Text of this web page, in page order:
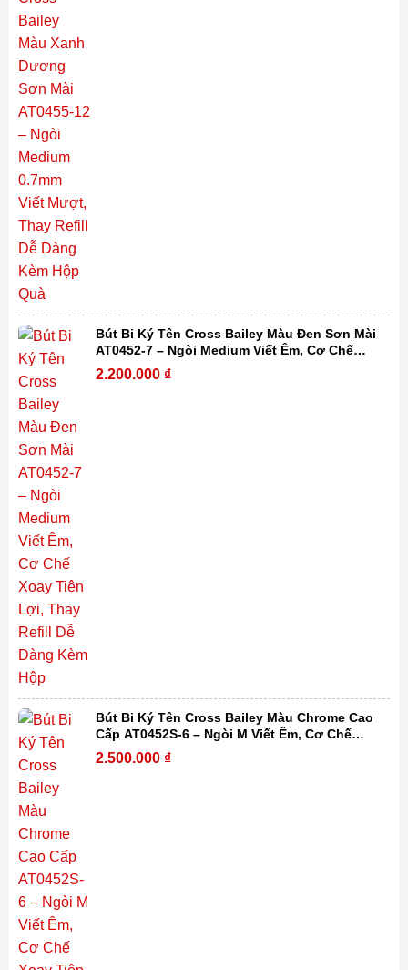
Bút Bi Ký Tên Cross Bailey Màu Đen Sơn Mài
AT0452-7 – Ngòi Medium Viết Êm, Cơ Chế
Xoay Tiện Lợi, Thay Refill Dễ Dàng Kèm Hộp
2.200.000 ₫
Bút Bi Ký Tên Cross Bailey Màu Chrome Cao
Cấp AT0452S-6 – Ngòi M Viết Êm, Cơ Chế
Xoay Tiện Lợi, Thay Refill Dễ Dàng Kèm Hộp
2.500.000 ₫